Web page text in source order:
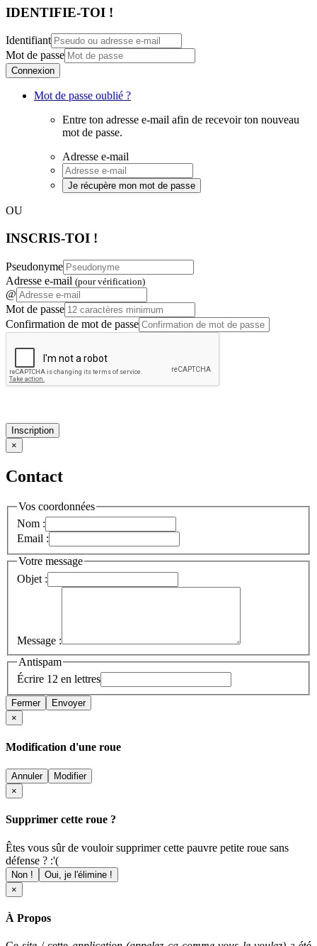
IDENTIFIE-TOI !
Identifiant
Mot de passe
Connexion
Mot de passe oublié ?
Entre ton adresse e-mail afin de recevoir ton nouveau
mot de passe.
Adresse e-mail
Je récupère mon mot de passe
OU
INSCRIS-TOI !
Pseudonyme
Adresse e-mail (pour vérification)
@
Mot de passe
Confirmation de mot de passe
Inscription
×
Contact
Vos coordonnées
Nom :
Email :
Votre message
Objet :
Message :
Antispam
Écrire 12 en lettres
Fermer
Envoyer
×
Modification d'une roue
Annuler
Modifier
×
Supprimer cette roue ?
Êtes vous sûr de vouloir supprimer cette pauvre petite roue sans
défense ? :'(
Non !
Oui, je l'élimine !
×
À Propos